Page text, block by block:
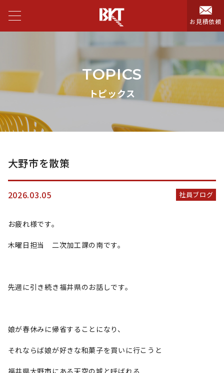
お見積依頼
TOPICS
トピックス
大野市を散策
2026.03.05 社員ブログ
お疲れ様です。
木曜日担当 二次加工課の南です。
先週に引き続き福井県のお話しです。
娘が春休みに帰省することになり、
それならば娘が好きな和菓子を買いに行こうと
福井県大野市にある天空の城と呼ばれる